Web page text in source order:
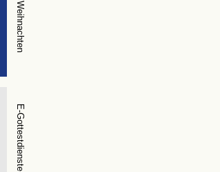
Weihnachten
E-Gottestdienste